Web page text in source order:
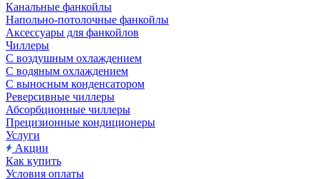
Канальные фанкойлы
Напольно-потолочные фанкойлы
Аксессуары для фанкойлов
Чиллеры
С воздушным охлаждением
С водяным охлаждением
С выносным конденсатором
Реверсивные чиллеры
Абсорбционные чиллеры
Прецизионные кондиционеры
Услуги
Акции
Как купить
Условия оплаты